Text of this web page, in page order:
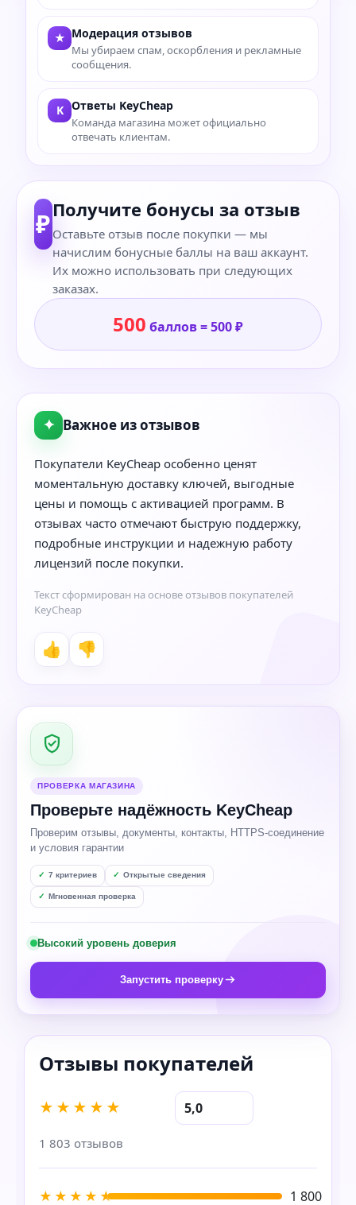
★ Модерация отзывов
Мы убираем спам, оскорбления и рекламные
сообщения.
K Ответы KeyCheap
Команда магазина может официально
отвечать клиентам.
₽Получите бонусы за отзыв
Оставьте отзыв после покупки — мы
начислим бонусные баллы на ваш аккаунт.
Их можно использовать при следующих
заказах.
500 баллов = 500 ₽
✦ Важное из отзывов
Покупатели KeyCheap особенно ценят
моментальную доставку ключей, выгодные
цены и помощь с активацией программ. В
отзывах часто отмечают быструю поддержку,
подробные инструкции и надежную работу
лицензий после покупки.
Текст сформирован на основе отзывов покупателей
KeyCheap
👍 👎
ПРОВЕРКА МАГАЗИНА
Проверьте надёжность KeyCheap
Проверим отзывы, документы, контакты, HTTPS-соединение
и условия гарантии
7 критериев Открытые сведения
Мгновенная проверка
Высокий уровень доверия
Запустить проверку
★★★★★ 5,0
1 803 отзывов
★★★★★ 1 800